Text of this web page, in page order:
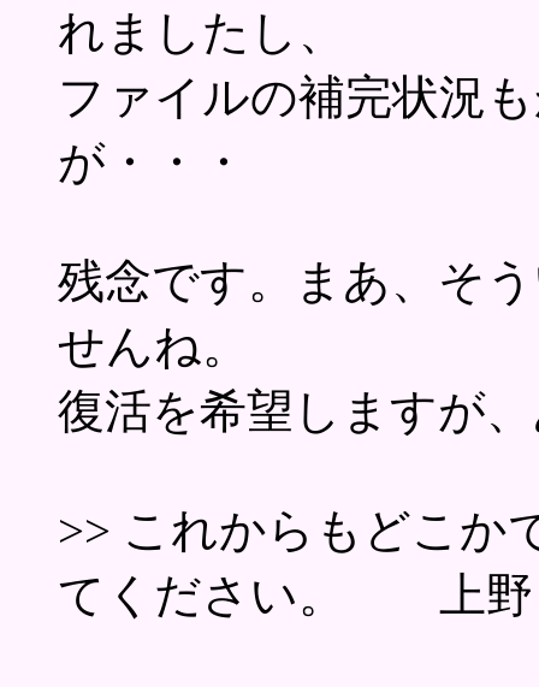
れましたし、
ファイルの補完状況
が・・・
残念です。まあ、そ
せんね。
復活を希望しますが
>> これからもどこか
てください。 上